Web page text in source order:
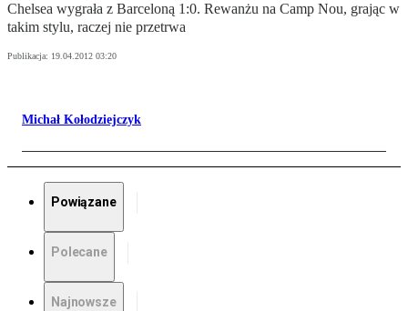
Chelsea wygrała z Barceloną 1:0. Rewanżu na Camp Nou, grając w
takim stylu, raczej nie przetrwa
Publikacja: 19.04.2012 03:20
Michał Kołodziejczyk
Powiązane
Polecane
Najnowsze